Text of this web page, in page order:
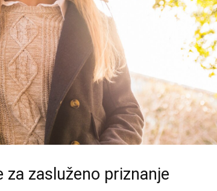
za zasluženo priznanje